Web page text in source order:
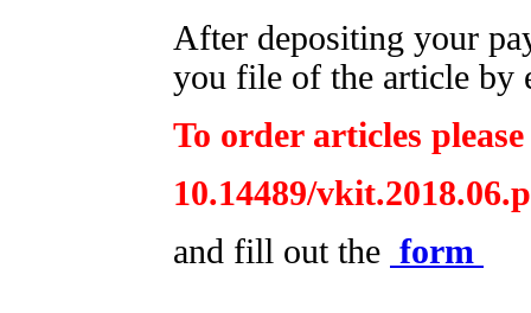
After depositing your
you file of the article by
To order articles
10.14489/
and fill out the form